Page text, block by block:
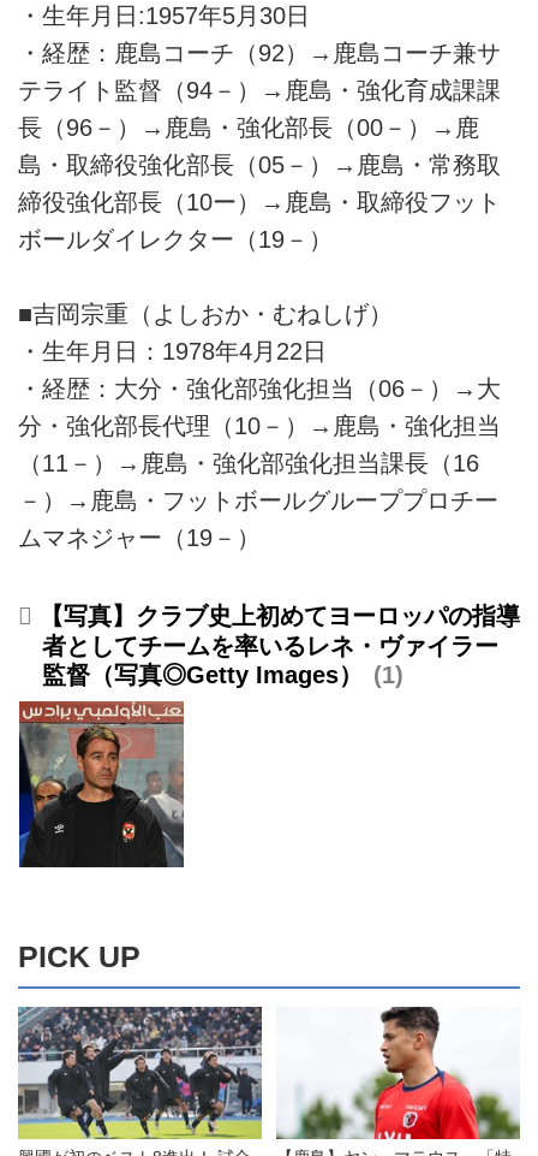
・生年月日:1957年5月30日
・経歴：鹿島コーチ（92）→鹿島コーチ兼サ
テライト監督（94－）→鹿島・強化育成課課
長（96－）→鹿島・強化部長（00－）→鹿
島・取締役強化部長（05－）→鹿島・常務取
締役強化部長（10ー）→鹿島・取締役フット
ボールダイレクター（19－）
■吉岡宗重（よしおか・むねしげ）
・生年月日：1978年4月22日
・経歴：大分・強化部強化担当（06－）→大
分・強化部長代理（10－）→鹿島・強化担当
（11－）→鹿島・強化部強化担当課長（16
－）→鹿島・フットボールグループプロチー
ムマネジャー（19－）
【写真】クラブ史上初めてヨーロッパの指導
者としてチームを率いるレネ・ヴァイラー
監督（写真◎Getty Images）
1
PICK UP